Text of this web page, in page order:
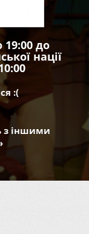
до
нації
:(
з іншими